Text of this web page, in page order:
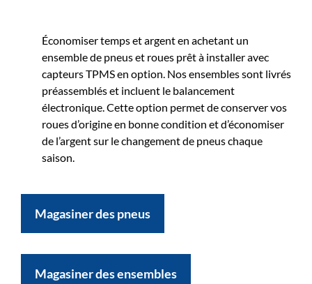
Économiser temps et argent en achetant un
ensemble de pneus et roues prêt à installer avec
capteurs TPMS en option. Nos ensembles sont livrés
préassemblés et incluent le balancement
électronique. Cette option permet de conserver vos
roues d’origine en bonne condition et d’économiser
de l’argent sur le changement de pneus chaque
saison.
Magasiner des pneus
Magasiner des ensembles